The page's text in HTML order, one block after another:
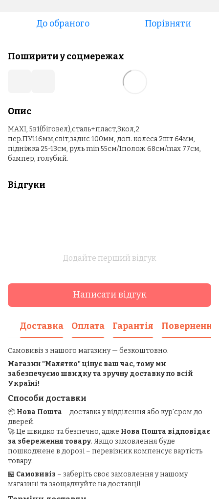
До обраного Порівняти
Поширити у соцмережах
Опис
MAXI, 5в1(біговел),сталь+пласт,3кол,2
пер.ПУ116мм,світ,заднє 100мм, доп. колеса 2шт 64мм,
підніжка 25-13см, руль min 55см/1полож 68см/max 77см,
бампер, голубий.
Відгуки
Додайте перший відгук
Написати відгук
Доставка Оплата Гарантія Повернення
Самовивіз з нашого магазину — безкоштовно.
Магазин "Малятко" цінує ваш час, тому ми
забезпечуємо швидку та зручну доставку по всій
Україні!
Способи доставки
📦 Нова Пошта – доставка у відділення або кур'єром до
дверей.
🚀 Це швидко та безпечно, адже Нова Пошта відповідає
за збереження товару. Якщо замовлення буде
пошкоджене в дорозі – перевізник компенсує вартість
товару.
🏪 Самовивіз – заберіть своє замовлення у нашому
магазині та заощаджуйте на доставці!